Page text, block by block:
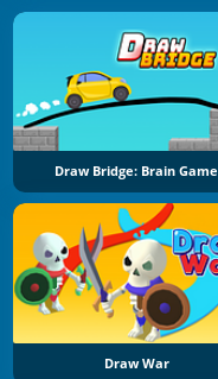
Draw Bridge: Brain Game
Draw War